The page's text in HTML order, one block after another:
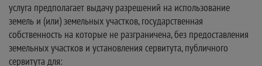
услуга предполагает выдачу разрешений на использование
земель и (или) земельных участков, государственная
собственность на которые не разграничена, без предоставления
земельных участков и установления сервитута, публичного
сервитута для: